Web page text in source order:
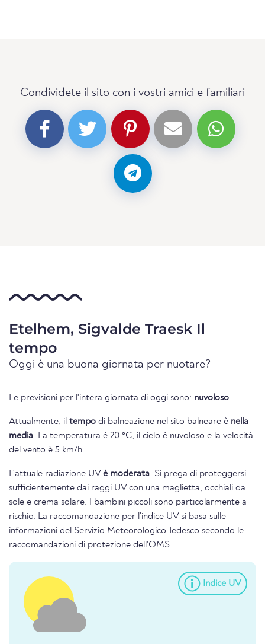
Condividete il sito con i vostri amici e familiari
Etelhem, Sigvalde Traesk Il
tempo
Oggi è una buona giornata per nuotare?
Le previsioni per l'intera giornata di oggi sono: nuvoloso
Attualmente, il tempo di balneazione nel sito balneare è nella
media. La temperatura è 20 °C, il cielo è nuvoloso e la velocità
del vento è 5 km/h.
L'attuale radiazione UV è moderata. Si prega di proteggersi
sufficientemente dai raggi UV con una maglietta, occhiali da
sole e crema solare. I bambini piccoli sono particolarmente a
rischio. La raccomandazione per l'indice UV si basa sulle
informazioni del Servizio Meteorologico Tedesco secondo le
raccomandazioni di protezione dell'OMS.
Indice UV